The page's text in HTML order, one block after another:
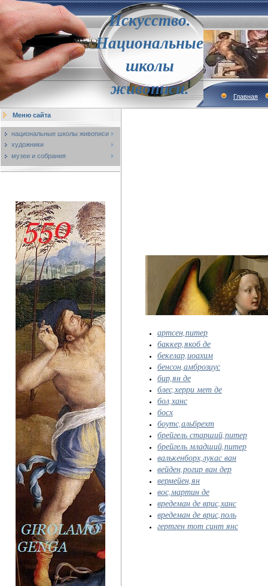
Искусство.
Национальные
школы
живописи.
Главная
Меню сайта
национальные школы живописи
художники
музеи и собрания
артсен,питер
баккер,якоб де
бекелар,иоахим
бенсон,амброзиус
бир,ян де
блес,херри мет де
бол,ханс
босх
боутс,альбрехт
брейгель старший,питер
брейгель младший,питер
валькенборх,лукас ван
вейден,рогир ван дер
вермейен,ян
вос,мартин де
вредеман де врис,ханс
вредеман де врис,поль
гертген тот синт янс